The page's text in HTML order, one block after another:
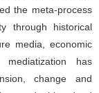
the meta-process
through historical
media, economic
has
change and